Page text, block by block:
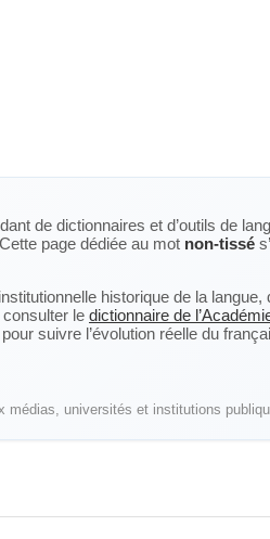
de dictionnaires et d’outils de
page dédiée au mot non-tissé
historique de la
le dictionnaire de
suivre l’évolution réelle du
médias, universités et institutions